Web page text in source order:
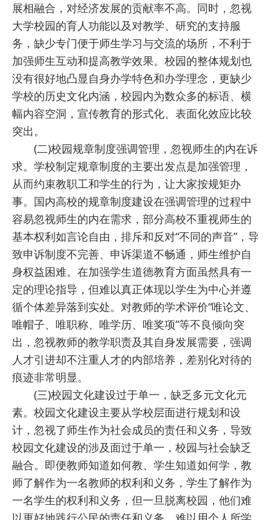
展相融合，对经济发展的贡献率不高。同时，忽视
大学校园的育人功能以及对教学、研究的支持服
务，缺少专门便于师生学习与交流的场所，不利于
加强师生互动和提高教学效果。校园的整体规划也
没有很好地凸显自身办学特色和办学理念，更缺少
学校的历史文化内涵，校园内为数众多的标语、横
幅内容空洞，宣传教育的形式化、表面化效应比较
突出。
(二)校园规章制度强调管理，忽视师生的内在诉
求。学校制定规章制度的主要出发点是加强管理，
从而约束教职工和学生的行为，让大家按规矩办
事。国内高校的规章制度建设在强调管理的过程中
容易忽视师生的内在需求，部分高校不重视师生的
基本权利如言论自由，排斥和反对“不同的声音”，导
致申诉制度不完善、申诉渠道不畅通，师生维护自
身权益困难。在加强学生道德教育方面虽然具有一
定的理论指导，但难以真正体现以学生为中心并遵
循个体差异落到实处。对教师的学术评价“唯论文、
唯帽子、唯职称、唯学历、唯奖项”等不良倾向突
出，忽视教师的教学职责及其自身发展需要，强调
人才引进却不注重人才的内部培养，差别化对待的
痕迹非常明显。
(三)校园文化建设过于单一，缺乏多元文化元
素。校园文化建设主要从学校层面进行规划和设
计，忽视了师生作为社会成员的责任和义务，导致
校园文化建设的涉及面过于单一，校园与社会缺乏
融合。即便教师知道如何教、学生知道如何学，教
师了解作为一名教师的权利和义务，学生了解作为
一名学生的权利和义务，但一旦脱离校园，他们难